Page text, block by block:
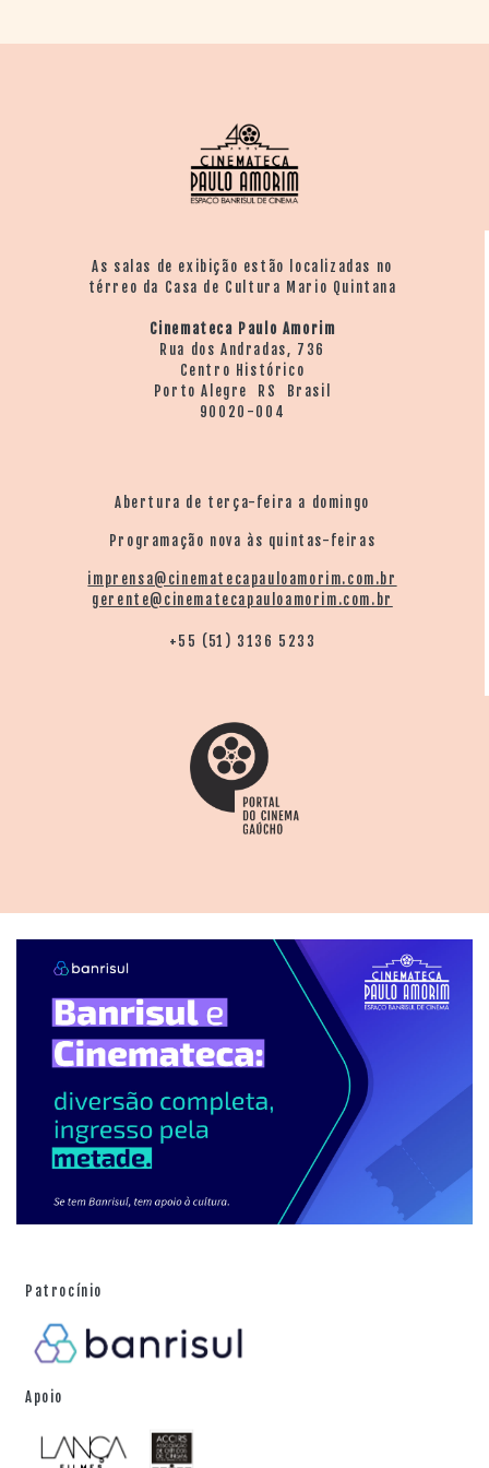
As salas de exibição estão localizadas no
térreo da Casa de Cultura Mario Quintana
Cinemateca Paulo Amorim
Rua dos Andradas, 736
Centro Histórico
Porto Alegre RS Brasil
90020-004
Abertura de terça-feira a domingo
Programação nova às quintas-feiras
imprensa@cinematecapauloamorim.com.br
gerente@cinematecapauloamorim.com.br
+55 (51) 3136 5233
Patrocínio
Apoio